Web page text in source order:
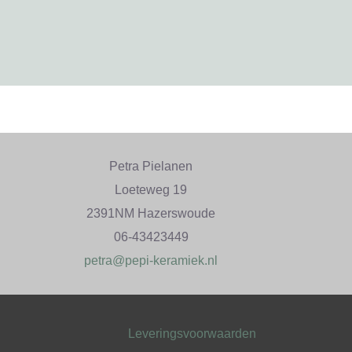
Petra Pielanen
Loeteweg 19
2391NM Hazerswoude
06-43423449
petra@pepi-keramiek.nl
Leveringsvoorwaarden